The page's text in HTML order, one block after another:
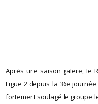
Après une saison galère, le
Ligue 2 depuis la 36e
fortement soulagé le groupe